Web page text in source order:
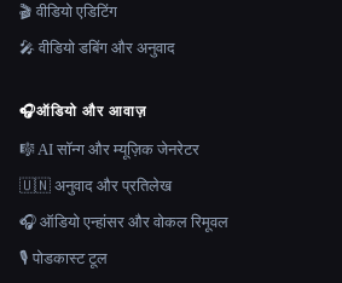
🎬 वीडियो एडिटिंग
🎤 वीडियो डबिंग और अनुवाद
🎧ऑडियो और आवाज़
🎼 AI सॉन्ग और म्यूज़िक जेनरेटर
🇺🇳 अनुवाद और प्रतिलेख
🎧 ऑडियो एन्हांसर और वोकल रिमूवल
🎙️ पोडकास्ट टूल